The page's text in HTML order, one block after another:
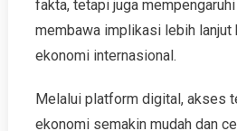
fakta, tetapi juga
membawa implikasi lebih lanjut
ekonomi internasional.
Melalui platform digital, akses
ekonomi semakin mudah dan